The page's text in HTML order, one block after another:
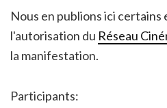
Nous en publions ici certains
l'autorisation du Réseau
la manifestation.
Participants: